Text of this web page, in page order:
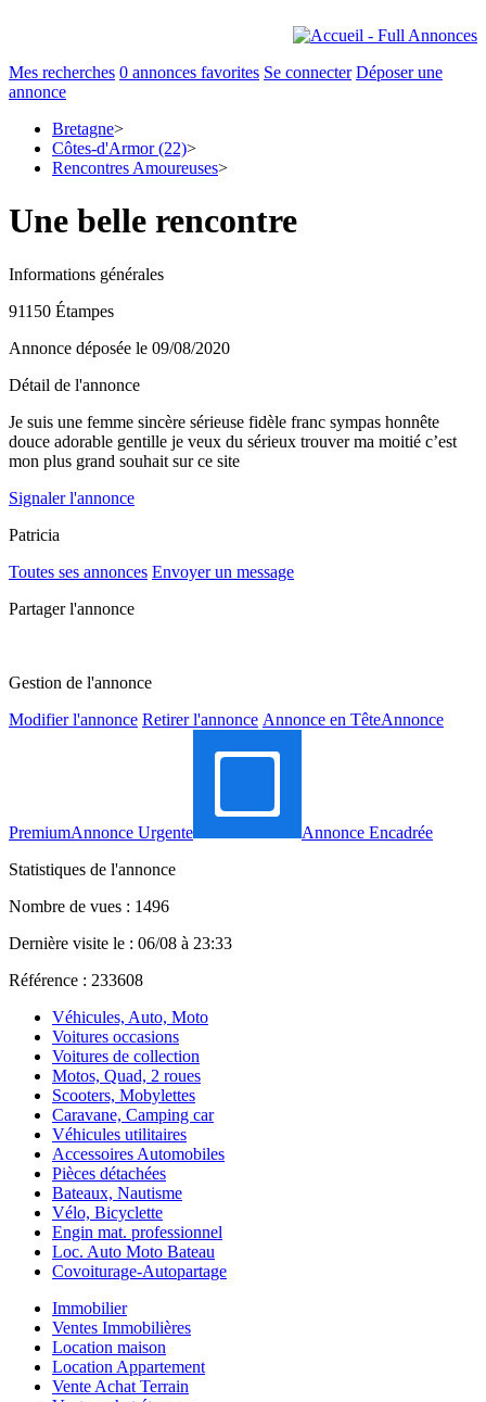
Mes recherches 0 annonces favorites Se connecter Déposer une
annonce
Bretagne>
Côtes-d'Armor (22)>
Rencontres Amoureuses>
Une belle rencontre
Informations générales
91150 Étampes
Annonce déposée le 09/08/2020
Détail de l'annonce
Je suis une femme sincère sérieuse fidèle franc sympas honnête
douce adorable gentille je veux du sérieux trouver ma moitié c’est
mon plus grand souhait sur ce site
Signaler l'annonce
Patricia
Toutes ses annonces Envoyer un message
Partager l'annonce
Gestion de l'annonce
Modifier l'annonce Retirer l'annonce Annonce en TêteAnnonce
PremiumAnnonce Urgente
Annonce Encadrée
Statistiques de l'annonce
Nombre de vues : 1496
Dernière visite le : 06/08 à 23:33
Référence : 233608
Véhicules, Auto, Moto
Voitures occasions
Voitures de collection
Motos, Quad, 2 roues
Scooters, Mobylettes
Caravane, Camping car
Véhicules utilitaires
Accessoires Automobiles
Pièces détachées
Bateaux, Nautisme
Vélo, Bicyclette
Engin mat. professionnel
Loc. Auto Moto Bateau
Covoiturage-Autopartage
Immobilier
Ventes Immobilières
Location maison
Location Appartement
Vente Achat Terrain